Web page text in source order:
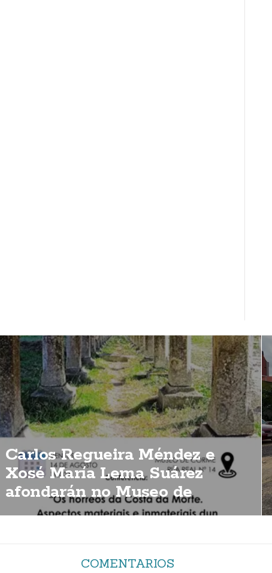
Carlos Regueira Méndez e
Xosé María Lema Suárez
afondarán no Museo de
Corme sobre a importancia
COMENTARIOS